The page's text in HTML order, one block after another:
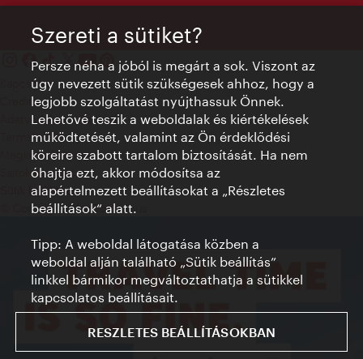
Kapcsolat
Credits
Adatvédelmi nyilatkozat
Terms of Use
Megközelíthetőség
Sajtókapcsolat
Sütik beállítása
© Copyright WienTourismus
Szereti a sütiket?
Persze néha a jóból is megárt a sok. Viszont az
úgy nevezett sütik szükségesek ahhoz, hogy a
legjobb szolgáltatást nyújthassuk Önnek.
Lehetővé teszik a weboldalak és kiértékelések
működtetését, valamint az Ön érdeklődési
köreire szabott tartalom biztosítását. Ha nem
óhajtja ezt, akkor módosítsa az
alapértelmezett beállításokat a „Részletes
beállítások“ alatt.
Tipp: A weboldal látogatása közben a
weboldal alján található „Sütik beállítás”
linkkel bármikor megváltoztathatja a sütikkel
kapcsolatos beállításait.
RESZLETES BEÁLLÍTÁSOKBAN